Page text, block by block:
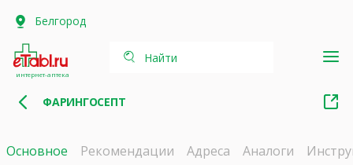
Белгород
интернет-аптека
Найти
ФАРИНГОСЕПТ
Основное Рекомендации Адреса Аналоги